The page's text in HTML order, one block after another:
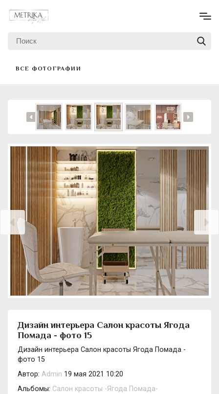
ВСЕ ФОТОГРАФИИ
Дизайн интерьера Салон красоты Ягода
Помада - фото 15
Дизайн интерьера Салон красоты Ягода Помада -
фото 15
Автор: Admin 19 мая 2021 10:20
Альбомы: Салон красоты -Ягода Помада-